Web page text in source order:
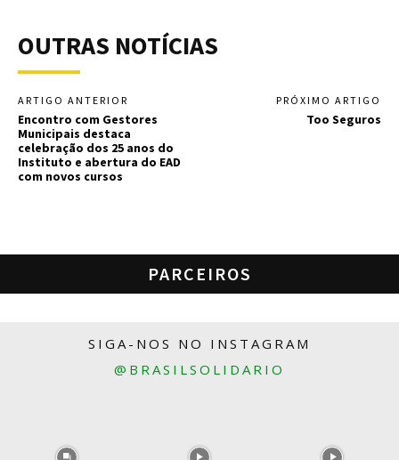
OUTRAS NOTÍCIAS
ARTIGO ANTERIOR
Encontro com Gestores
Municipais destaca
celebração dos 25 anos do
Instituto e abertura do EAD
com novos cursos
PRÓXIMO ARTIGO
Too Seguros
PARCEIROS
SIGA-NOS NO INSTAGRAM
@BRASILSOLIDARIO